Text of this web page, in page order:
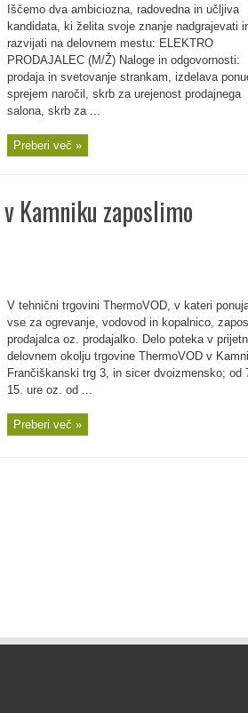
Iščemo dva ambiciozna, radovedna in učljiva
kandidata, ki želita svoje znanje nadgrajevati
razvijati na delovnem mestu: ELEKTRO
PRODAJALEC (M/Ž) Naloge in odgovornosti:
prodaja in svetovanje strankam, izdelava
sprejem naročil, skrb za urejenost prodajnega
salona, skrb za ...
Preberi več »
Kamniku zaposlimo
V tehnični trgovini ThermoVOD, v kateri
vse za ogrevanje, vodovod in kopalnico,
prodajalca oz. prodajalko. Delo poteka v
delovnem okolju trgovine ThermoVOD v
Frančiškanski trg 3, in sicer dvoizmensko; od
15. ure oz. od ...
Preberi več »